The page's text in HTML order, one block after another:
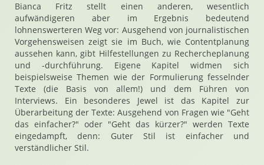
Bianca Fritz stellt einen anderen, wesentlich
aufwändigeren aber im Ergebnis bedeutend
lohnenswerteren Weg vor: Ausgehend von journalistischen
Vorgehensweisen zeigt sie im Buch, wie Contentplanung
aussehen kann, gibt Hilfestellungen zu Rechercheplanung
und -durchführung. Eigene Kapitel widmen sich
beispielsweise Themen wie der Formulierung fesselnder
Texte (die Basis von allem!) und dem Führen von
Interviews. Ein besonderes Jewel ist das Kapitel zur
Überarbeitung der Texte: Ausgehend von Fragen wie "Geht
das einfacher?" oder "Geht das kürzer?" werden Texte
eingedampft, denn: Guter Stil ist einfacher und
verständlicher Stil.